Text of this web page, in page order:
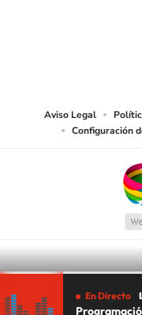
Aviso Legal
Configuración
En Directo